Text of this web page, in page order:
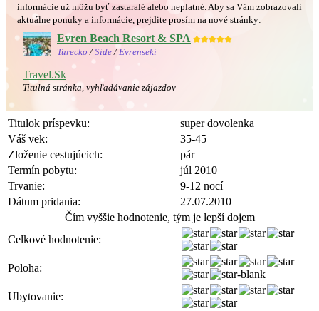
informácie už môžu byť zastaralé alebo neplatné. Aby sa Vám zobrazovali
aktuálne ponuky a informácie, prejdite prosím na nové stránky:
Evren Beach Resort & SPA ★★★★★
Turecko /Side / Evrenseki
Travel.Sk
Titulná stránka, vyhľadávanie zájazdov
Titulok príspevku:
super dovolenka
Váš vek:
35-45
Zloženie cestujúcich:
pár
Termín pobytu:
júl 2010
Trvanie:
9-12 nocí
Dátum pridania:
27.07.2010
Čím vyššie hodnotenie, tým je lepší dojem
Celkové hodnotenie:
Poloha:
Ubytovanie: